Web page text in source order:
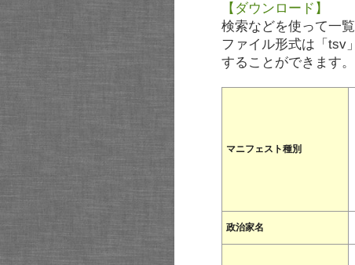
【ダウンロード】
検索などを使って一
ファイル形式は「tsv
することができます。
マニフェスト種別
政治家名